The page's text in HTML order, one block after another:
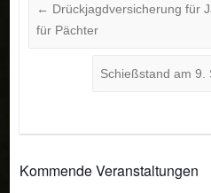
← Drückjagdversicherung für
für Pächter
Schießstand am 9.
Kommende Veranstaltungen